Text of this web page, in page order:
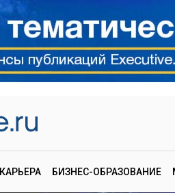
КАРЬЕРА БИЗНЕС-ОБРАЗОВАНИЕ